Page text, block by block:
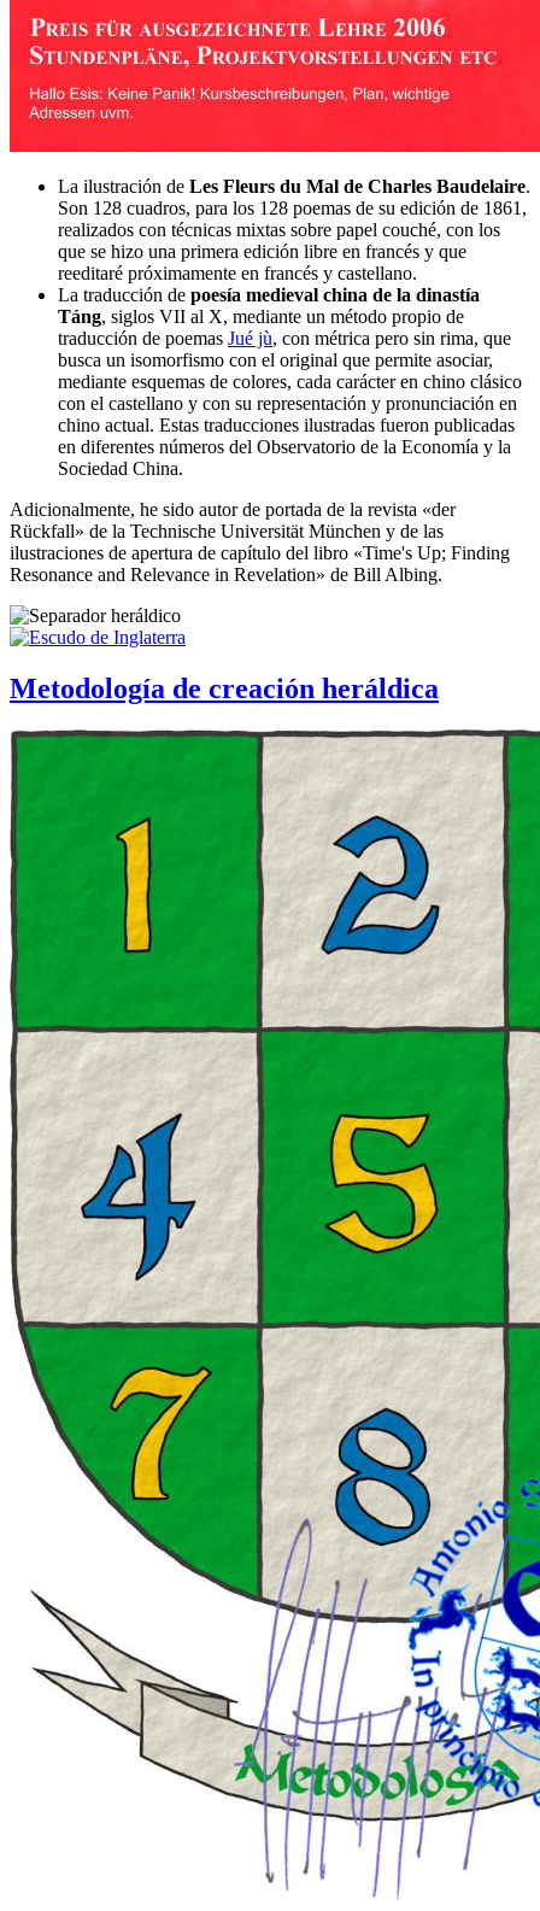
La ilustración de Les Fleurs du Mal de Charles Baudelaire.
Son 128 cuadros, para los 128 poemas de su edición de 1861,
realizados con técnicas mixtas sobre papel couché, con los
que se hizo una primera edición libre en francés y que
reeditaré próximamente en francés y castellano.
La traducción de poesía medieval china de la dinastía
Táng, siglos VII al X, mediante un método propio de
traducción de poemas Jué jù, con métrica pero sin rima, que
busca un isomorfismo con el original que permite asociar,
mediante esquemas de colores, cada carácter en chino clásico
con el castellano y con su representación y pronunciación en
chino actual. Estas traducciones ilustradas fueron publicadas
en diferentes números del Observatorio de la Economía y la
Sociedad China.
Adicionalmente, he sido autor de portada de la revista «der
Rückfall» de la Technische Universität München y de las
ilustraciones de apertura de capítulo del libro «Time's Up; Finding
Resonance and Relevance in Revelation» de Bill Albing.
Metodología de creación heráldica